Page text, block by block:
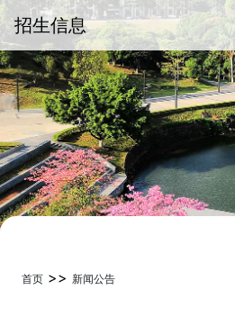
招生信息
首页 >>新闻公告